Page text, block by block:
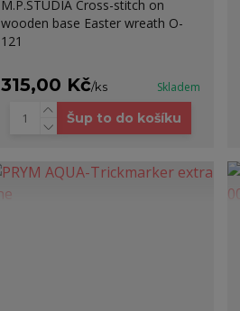
M.P.STUDIA Cross-stitch on
wooden base Easter wreath O-
121
315,00 Kč/ks Skladem
Šup to do košíku